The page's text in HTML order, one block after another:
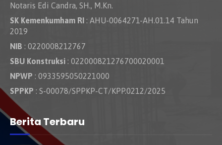
Notaris Edi Candra, SH., M.Kn.
SK Kemenkumham RI : AHU-0064271-AH.01.14 Tahun
2019
NIB : 0220008212767
SBU Konstruksi : 022000821276700020001
NPWP : 0933595050221000
SPPKP : S-00078/SPPKP-CT/KPP.0212/2025
Berita Terbaru